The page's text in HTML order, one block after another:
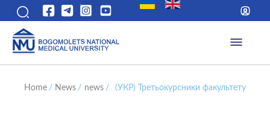
Home / News / news / (УКР) Третьокурсники факультету